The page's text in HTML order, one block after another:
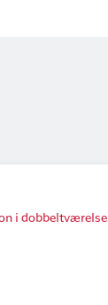
i dobbeltværelse